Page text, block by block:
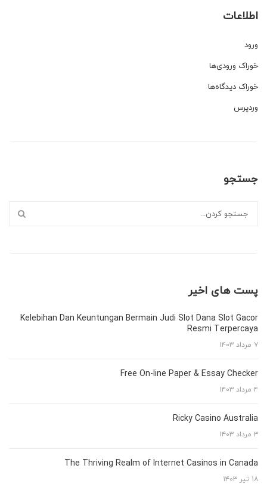
اطلاعات
ورود
خوراک ورودی‌ها
خوراک دیدگاه‌ها
وردپرس
جستجو
پست های اخیر
Kelebihan Dan Keuntungan Bermain Judi Slot Dana Slot Gacor
Resmi Terpercaya
۷ مرداد ۱۴۰۳
Free On-line Paper & Essay Checker
۴ مرداد ۱۴۰۳
Ricky Casino Australia
۳ مرداد ۱۴۰۳
The Thriving Realm of Internet Casinos in Canada
۱۸ تیر ۱۴۰۳